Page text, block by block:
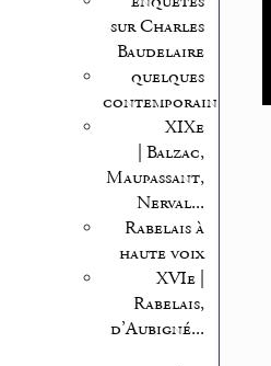
sur Charles
Baudelaire
quelques
contemporains
XIXe
| Balzac,
Maupassant,
Nerval...
Rabelais à
haute voix
XVIe |
Rabelais,
d’Aubigné...